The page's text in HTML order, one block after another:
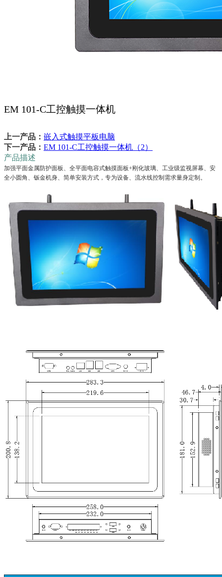
EM 101-C工控触摸一体机
上一产品： 嵌入式触摸平板电脑
下一产品： EM 101-C工控触摸一体机（2）
产品描述
加强平面金属防护面板、全平面电容式触摸面板+刚化玻璃、工业级监视屏幕、安
全小圆角、钣金机身、简单安装方式，专为设备、流水线控制需求量身定制。